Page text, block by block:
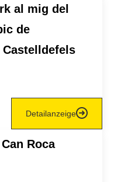
al mig del
de
Castelldefels
Detailanzeige
Roca